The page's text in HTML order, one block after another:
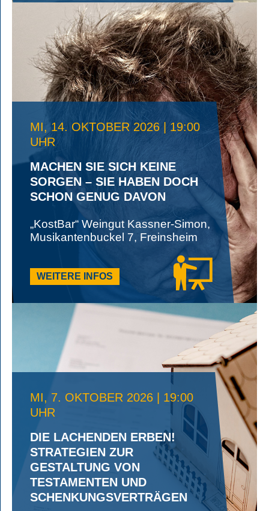
MI, 14. OKTOBER 2026 | 19:00
UHR
MACHEN SIE SICH KEINE
SORGEN – SIE HABEN DOCH
SCHON GENUG DAVON
„KostBar“ Weingut Kassner-Simon,
Musikantenbuckel 7, Freinsheim
WEITERE INFOS
MI, 7. OKTOBER 2026 | 19:00
UHR
DIE LACHENDEN ERBEN!
STRATEGIEN ZUR
GESTALTUNG VON
TESTAMENTEN UND
SCHENKUNGSVERTRÄGEN